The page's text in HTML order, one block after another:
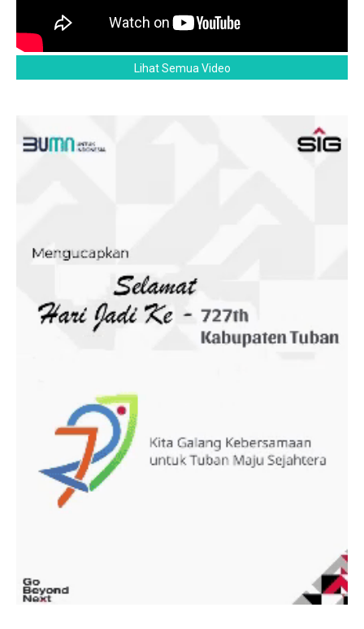
Lihat Semua Video